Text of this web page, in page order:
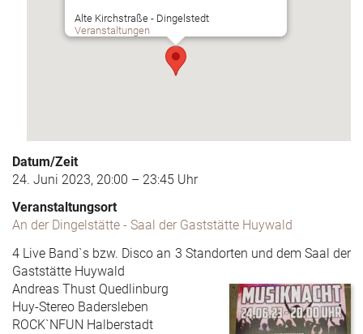
Alte Kirchstraße - Dingelstedt
Veranstaltungen
Datum/Zeit
24. Juni 2023, 20:00 – 23:45 Uhr
Veranstaltungsort
An der Dingelstätte - Saal der Gaststätte Huywald
4 Live Band`s bzw. Disco an 3 Standorten und dem Saal der
Gaststätte Huywald
Andreas Thust Quedlinburg
Huy-Stereo Badersleben
ROCK`NFUN Halberstadt